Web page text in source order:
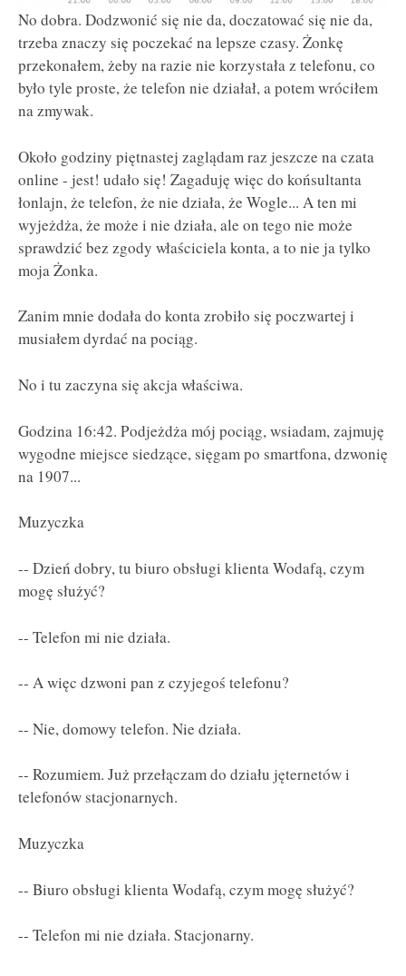
No dobra. Dodzwonić się nie da, doczatować się nie da,
trzeba znaczy się poczekać na lepsze czasy. Żonkę
przekonałem, żeby na razie nie korzystała z telefonu, co
było tyle proste, że telefon nie działał, a potem wróciłem
na zmywak.
Około godziny piętnastej zaglądam raz jeszcze na czata
online - jest! udało się! Zagaduję więc do końsultanta
łonlajn, że telefon, że nie działa, że Wogle... A ten mi
wyjeżdża, że może i nie działa, ale on tego nie może
sprawdzić bez zgody właściciela konta, a to nie ja tylko
moja Żonka.
Zanim mnie dodała do konta zrobiło się poczwartej i
musiałem dyrdać na pociąg.
No i tu zaczyna się akcja właściwa.
Godzina 16:42. Podjeżdża mój pociąg, wsiadam, zajmuję
wygodne miejsce siedzące, sięgam po smartfona, dzwonię
na 1907...
Muzyczka
-- Dzień dobry, tu biuro obsługi klienta Wodafą, czym
mogę służyć?
-- Telefon mi nie działa.
-- A więc dzwoni pan z czyjegoś telefonu?
-- Nie, domowy telefon. Nie działa.
-- Rozumiem. Już przełączam do działu jęternetów i
telefonów stacjonarnych.
Muzyczka
-- Biuro obsługi klienta Wodafą, czym mogę służyć?
-- Telefon mi nie działa. Stacjonarny.